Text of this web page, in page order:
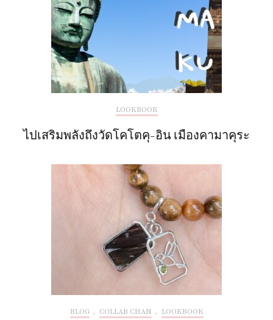
LOOKBOOK
ไปเสริมพลังถึงวัดโคโตคุ-อิน เมืองคามาคุระ
BLOG , COLLAB CHAN , LOOKBOOK